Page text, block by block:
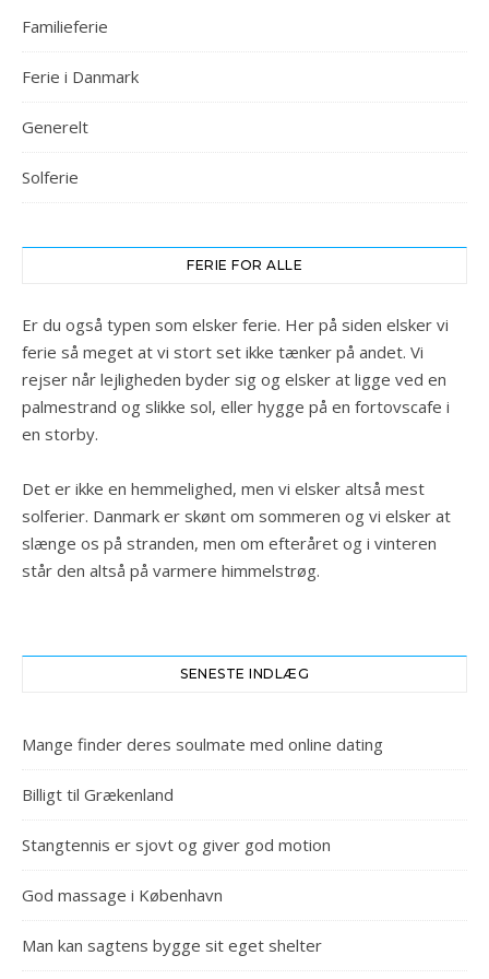
Familieferie
Ferie i Danmark
Generelt
Solferie
FERIE FOR ALLE
Er du også typen som elsker ferie. Her på siden elsker vi
ferie så meget at vi stort set ikke tænker på andet. Vi
rejser når lejligheden byder sig og elsker at ligge ved en
palmestrand og slikke sol, eller hygge på en fortovscafe i
en storby.
Det er ikke en hemmelighed, men vi elsker altså mest
solferier. Danmark er skønt om sommeren og vi elsker at
slænge os på stranden, men om efteråret og i vinteren
står den altså på varmere himmelstrøg.
SENESTE INDLÆG
Mange finder deres soulmate med online dating
Billigt til Grækenland
Stangtennis er sjovt og giver god motion
God massage i København
Man kan sagtens bygge sit eget shelter